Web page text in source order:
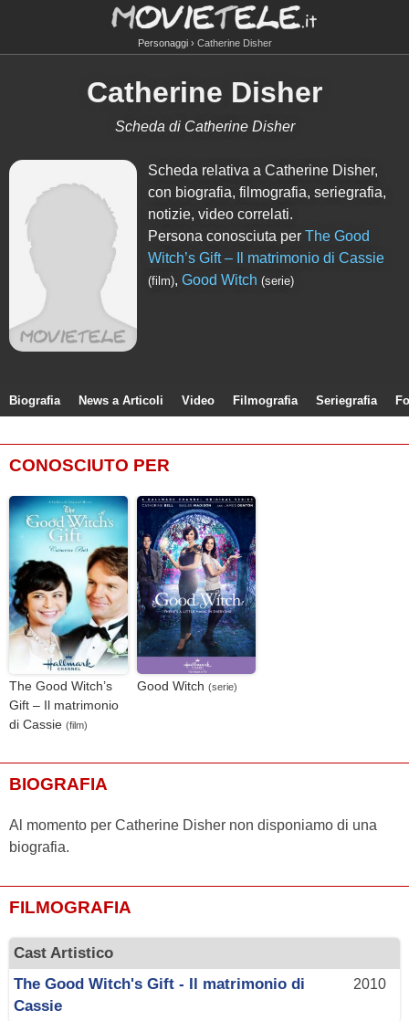
Personaggi Catherine Disher
Catherine Disher
Scheda di Catherine Disher
Scheda relativa a Catherine Disher,
con biografia, filmografia, seriegrafia,
notizie, video correlati.
Persona conosciuta perThe Good
Witch’s Gift – Il matrimonio di Cassie
(film),Good Witch (serie)
Biografia News a Articoli Video Filmografia Seriegrafia
CONOSCIUTO PER
The Good Witch’s
Gift – Il matrimonio
di Cassie (film)
Good Witch (serie)
BIOGRAFIA
Al momento per Catherine Disher non disponiamo di una
biografia.
FILMOGRAFIA
Cast Artistico
2010
The Good Witch's Gift - Il matrimonio di
Cassie